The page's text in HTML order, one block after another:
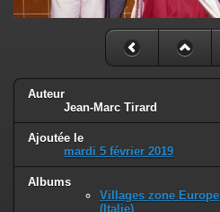
Auteur
Jean-Marc Tirard
Ajoutée le
mardi 5 février 2019
Albums
Villages zone Europe
(Italie)